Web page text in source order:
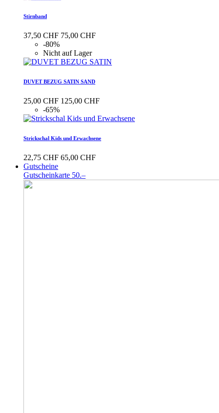
Stirnband
37,50 CHF 75,00 CHF
-80%
Nicht auf Lager
DUVET BEZUG SATIN SAND
25,00 CHF 125,00 CHF
-65%
Strickschal Kids und Erwachsene
22,75 CHF 65,00 CHF
Gutscheine
Gutscheinkarte 50.–